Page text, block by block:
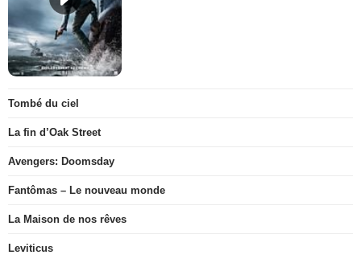
Tombé du ciel
La fin d’Oak Street
Avengers: Doomsday
Fantômas – Le nouveau monde
La Maison de nos rêves
Leviticus